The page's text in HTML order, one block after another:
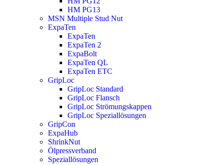
HM PG13
MSN Multiple Stud Nut
ExpaTen
ExpaTen
ExpaTen 2
ExpaBolt
ExpaTen QL
ExpaTen ETC
GripLoc
GripLoc Standard
GripLoc Flansch
GripLoc Strömungskappen
GripLoc Speziallösungen
GripCon
ExpaHub
ShrinkNut
Ölpressverband
Speziallösungen